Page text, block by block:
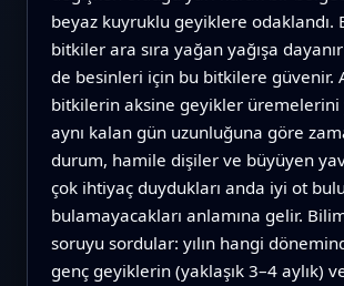
beyaz kuyruklu geyiklere odaklandı.
bitkiler ara sıra yağan yağışa
de besinleri için bu bitkilere güvenir.
bitkilerin aksine geyikler üremelerini
aynı kalan gün uzunluğuna göre
durum, hamile dişiler ve büyüyen
çok ihtiyaç duydukları anda iyi ot
bulamayacakları anlamına gelir.
soruyu sordular: yılın hangi
genç geyiklerin (yaklaşık 3–4 aylık)